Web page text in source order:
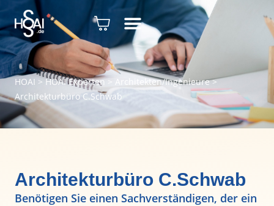
HOAI > HOAI Experten> Architekten/Ingenieure>
Architekturbüro C.Schwab
Architekturbüro C.Schwab
Benötigen Sie einen Sachverständigen, der ein